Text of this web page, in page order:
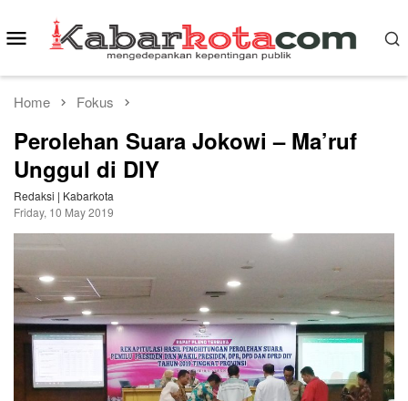
to
content
Mobile
Menu
Home Fokus
Perolehan Suara Jokowi – Ma’ruf
Unggul di DIY
Redaksi | Kabarkota
Friday, 10 May 2019